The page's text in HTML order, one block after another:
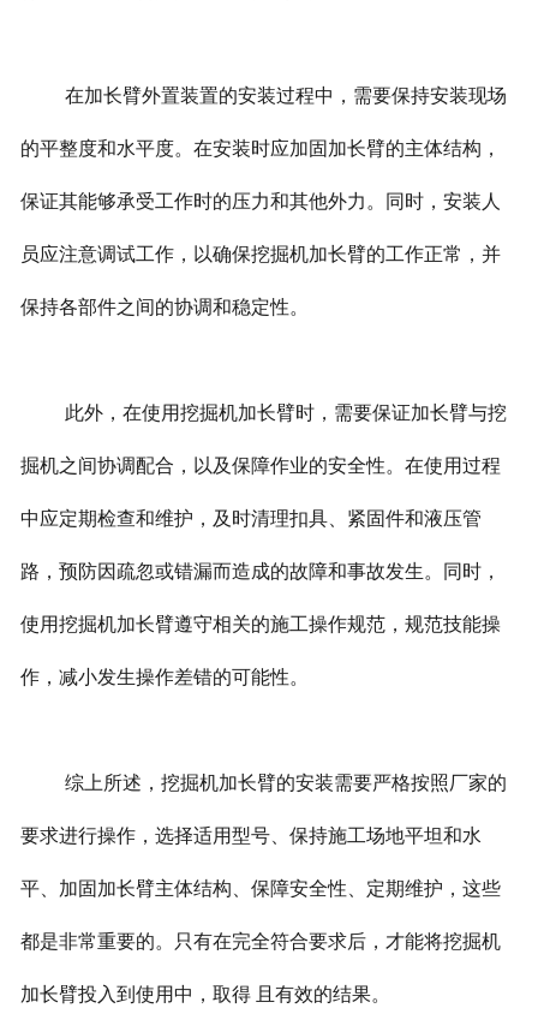
在加长臂外置装置的安装过程中，需要保持安装现场
的平整度和水平度。在安装时应加固加长臂的主体结构，
保证其能够承受工作时的压力和其他外力。同时，安装人
员应注意调试工作，以确保挖掘机加长臂的工作正常，并
保持各部件之间的协调和稳定性。
此外，在使用挖掘机加长臂时，需要保证加长臂与挖
掘机之间协调配合，以及保障作业的安全性。在使用过程
中应定期检查和维护，及时清理扣具、紧固件和液压管
路，预防因疏忽或错漏而造成的故障和事故发生。同时，
使用挖掘机加长臂遵守相关的施工操作规范，规范技能操
作，减小发生操作差错的可能性。
综上所述，挖掘机加长臂的安装需要严格按照厂家的
要求进行操作，选择适用型号、保持施工场地平坦和水
平、加固加长臂主体结构、保障安全性、定期维护，这些
都是非常重要的。只有在完全符合要求后，才能将挖掘机
加长臂投入到使用中，取得 且有效的结果。